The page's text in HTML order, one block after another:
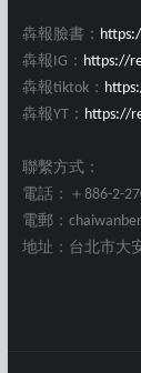
犇報臉書：
犇報IG： https://
犇報tiktok：
犇報YT： https://
聯繫方式：
電話：＋886-2-
電郵：
地址：台北市大